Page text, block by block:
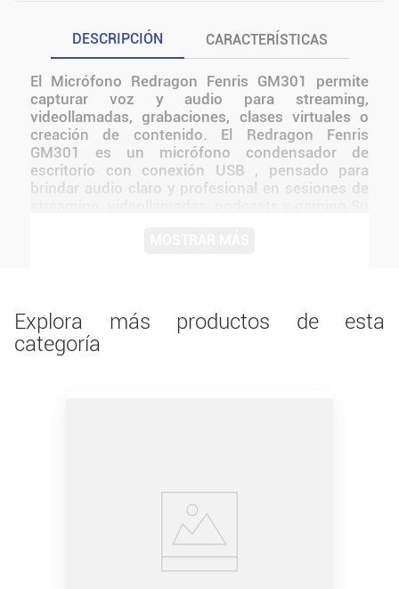
DESCRIPCIÓN CARACTERÍSTICAS
El Micrófono Redragon Fenris GM301 permite
capturar voz y audio para streaming,
videollamadas, grabaciones, clases virtuales o
creación de contenido. El Redragon Fenris
GM301 es un micrófono condensador de
escritorio con conexión USB , pensado para
brindar audio claro y profesional en sesiones de
integrarlo a distintos tipos de setups.
Explora más productos de esta
categoría